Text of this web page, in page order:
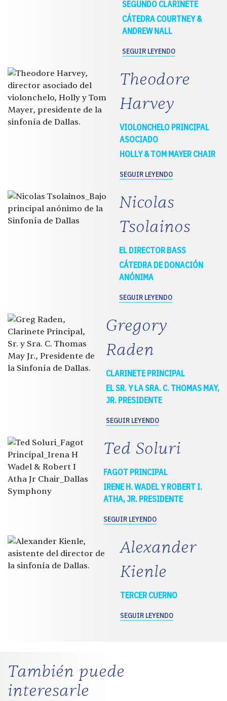
SEGUNDO CLARINETE
CÁTEDRA COURTNEY &
ANDREW NALL
SEGUIR LEYENDO
Theodore
Harvey
VIOLONCHELO PRINCIPAL
ASOCIADO
HOLLY & TOM MAYER CHAIR
SEGUIR LEYENDO
Nicolas
Tsolainos
EL DIRECTOR BASS
CÁTEDRA DE DONACIÓN
ANÓNIMA
SEGUIR LEYENDO
Gregory
Raden
CLARINETE PRINCIPAL
EL SR. Y LA SRA. C. THOMAS MAY,
JR. PRESIDENTE
SEGUIR LEYENDO
Ted Soluri
FAGOT PRINCIPAL
IRENE H. WADEL Y ROBERT I.
ATHA, JR. PRESIDENTE
SEGUIR LEYENDO
Alexander
Kienle
TERCER CUERNO
SEGUIR LEYENDO
También puede
interesarle